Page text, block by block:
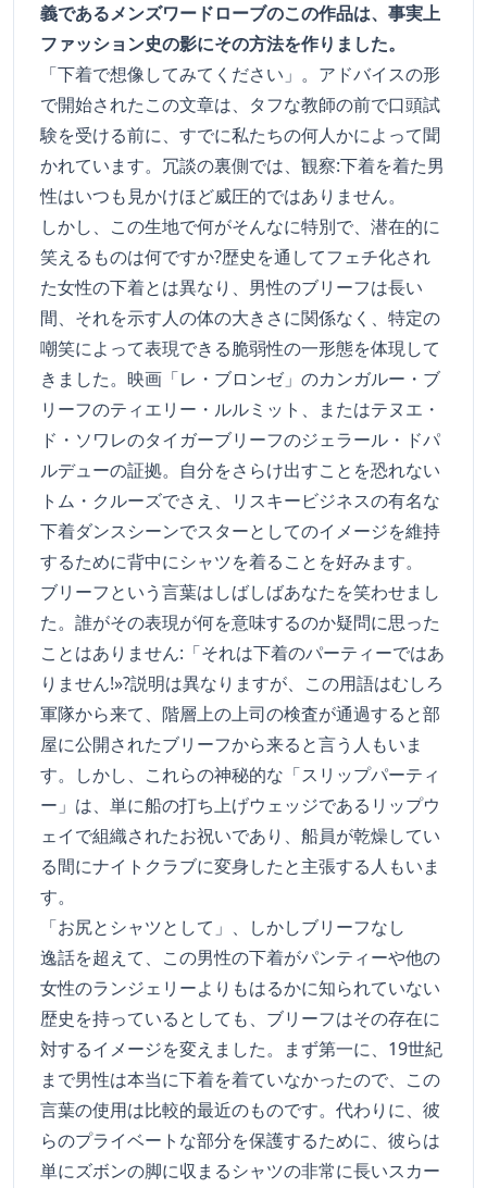
義であるメンズワードローブのこの作品は、事実上
ファッション史の影にその方法を作りました。
「下着で想像してみてください」。アドバイスの形
で開始されたこの文章は、タフな教師の前で口頭試
験を受ける前に、すでに私たちの何人かによって聞
かれています。冗談の裏側では、観察:下着を着た男
性はいつも見かけほど威圧的ではありません。
しかし、この生地で何がそんなに特別で、潜在的に
笑えるものは何ですか?歴史を通してフェチ化され
た女性の下着とは異なり、男性のブリーフは長い
間、それを示す人の体の大きさに関係なく、特定の
嘲笑によって表現できる脆弱性の一形態を体現して
きました。映画「レ・ブロンゼ」のカンガルー・ブ
リーフのティエリー・ルルミット、またはテヌエ・
ド・ソワレのタイガーブリーフのジェラール・ドパ
ルデューの証拠。自分をさらけ出すことを恐れない
トム・クルーズでさえ、リスキービジネスの有名な
下着ダンスシーンでスターとしてのイメージを維持
するために背中にシャツを着ることを好みます。
ブリーフという言葉はしばしばあなたを笑わせまし
た。誰がその表現が何を意味するのか疑問に思った
ことはありません:「それは下着のパーティーではあ
りません!»?説明は異なりますが、この用語はむしろ
軍隊から来て、階層上の上司の検査が通過すると部
屋に公開されたブリーフから来ると言う人もいま
す。しかし、これらの神秘的な「スリップパーティ
ー」は、単に船の打ち上げウェッジであるリップウ
ェイで組織されたお祝いであり、船員が乾燥してい
る間にナイトクラブに変身したと主張する人もいま
す。
「お尻とシャツとして」、しかしブリーフなし
逸話を超えて、この男性の下着がパンティーや他の
女性のランジェリーよりもはるかに知られていない
歴史を持っているとしても、ブリーフはその存在に
対するイメージを変えました。まず第一に、19世紀
まで男性は本当に下着を着ていなかったので、この
言葉の使用は比較的最近のものです。代わりに、彼
らのプライベートな部分を保護するために、彼らは
単にズボンの脚に収まるシャツの非常に長いスカー